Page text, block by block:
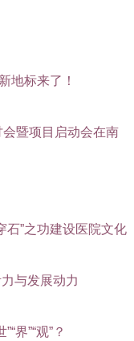
地标来了！
暨项目启动会在南
石”之功建设医院文化
与发展动力
界”“观”？